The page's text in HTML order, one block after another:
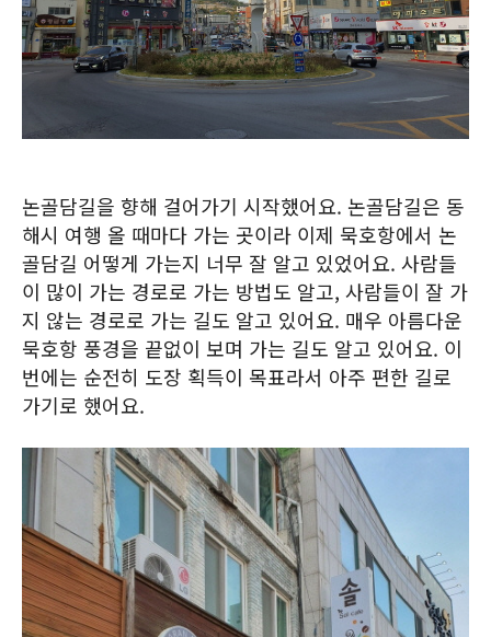
논골담길을 향해 걸어가기 시작했어요. 논골담길은 동
해시 여행 올 때마다 가는 곳이라 이제 묵호항에서 논
골담길 어떻게 가는지 너무 잘 알고 있었어요. 사람들
이 많이 가는 경로로 가는 방법도 알고, 사람들이 잘 가
지 않는 경로로 가는 길도 알고 있어요. 매우 아름다운
묵호항 풍경을 끝없이 보며 가는 길도 알고 있어요. 이
번에는 순전히 도장 획득이 목표라서 아주 편한 길로
가기로 했어요.